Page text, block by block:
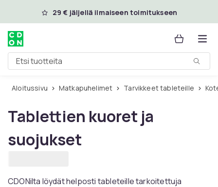
Ohita ja siirry pääsisältöön
29 € jäljellä ilmaiseen toimitukseen
Etsi tuotteita
Aloitussivu Matkapuhelimet Tarvikkeet tableteille
Tablettien kuoret ja
suojukset
CDONilta löydät helposti tableteille tarkoitettuja